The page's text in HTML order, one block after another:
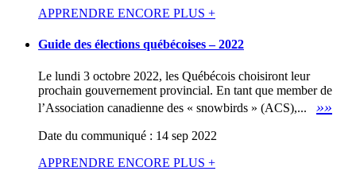
APPRENDRE ENCORE PLUS +
Guide des élections québécoises – 2022
Le lundi 3 octobre 2022, les Québécois choisiront leur
prochain gouvernement provincial. En tant que member de
l’Association canadienne des « snowbirds » (ACS),... »»
Date du communiqué : 14 sep 2022
APPRENDRE ENCORE PLUS +